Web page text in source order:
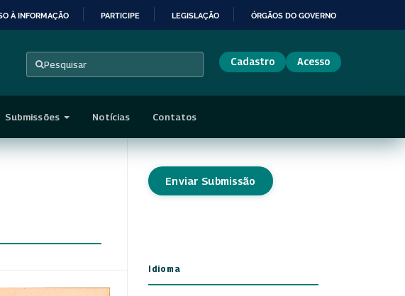
À INFORMAÇÃO PARTICIPE LEGISLAÇÃO ÓRGÃOS DO GOVERNO
Pesquisar Cadastro Acesso
Submissões Notícias Contatos
Enviar Submissão
Idioma